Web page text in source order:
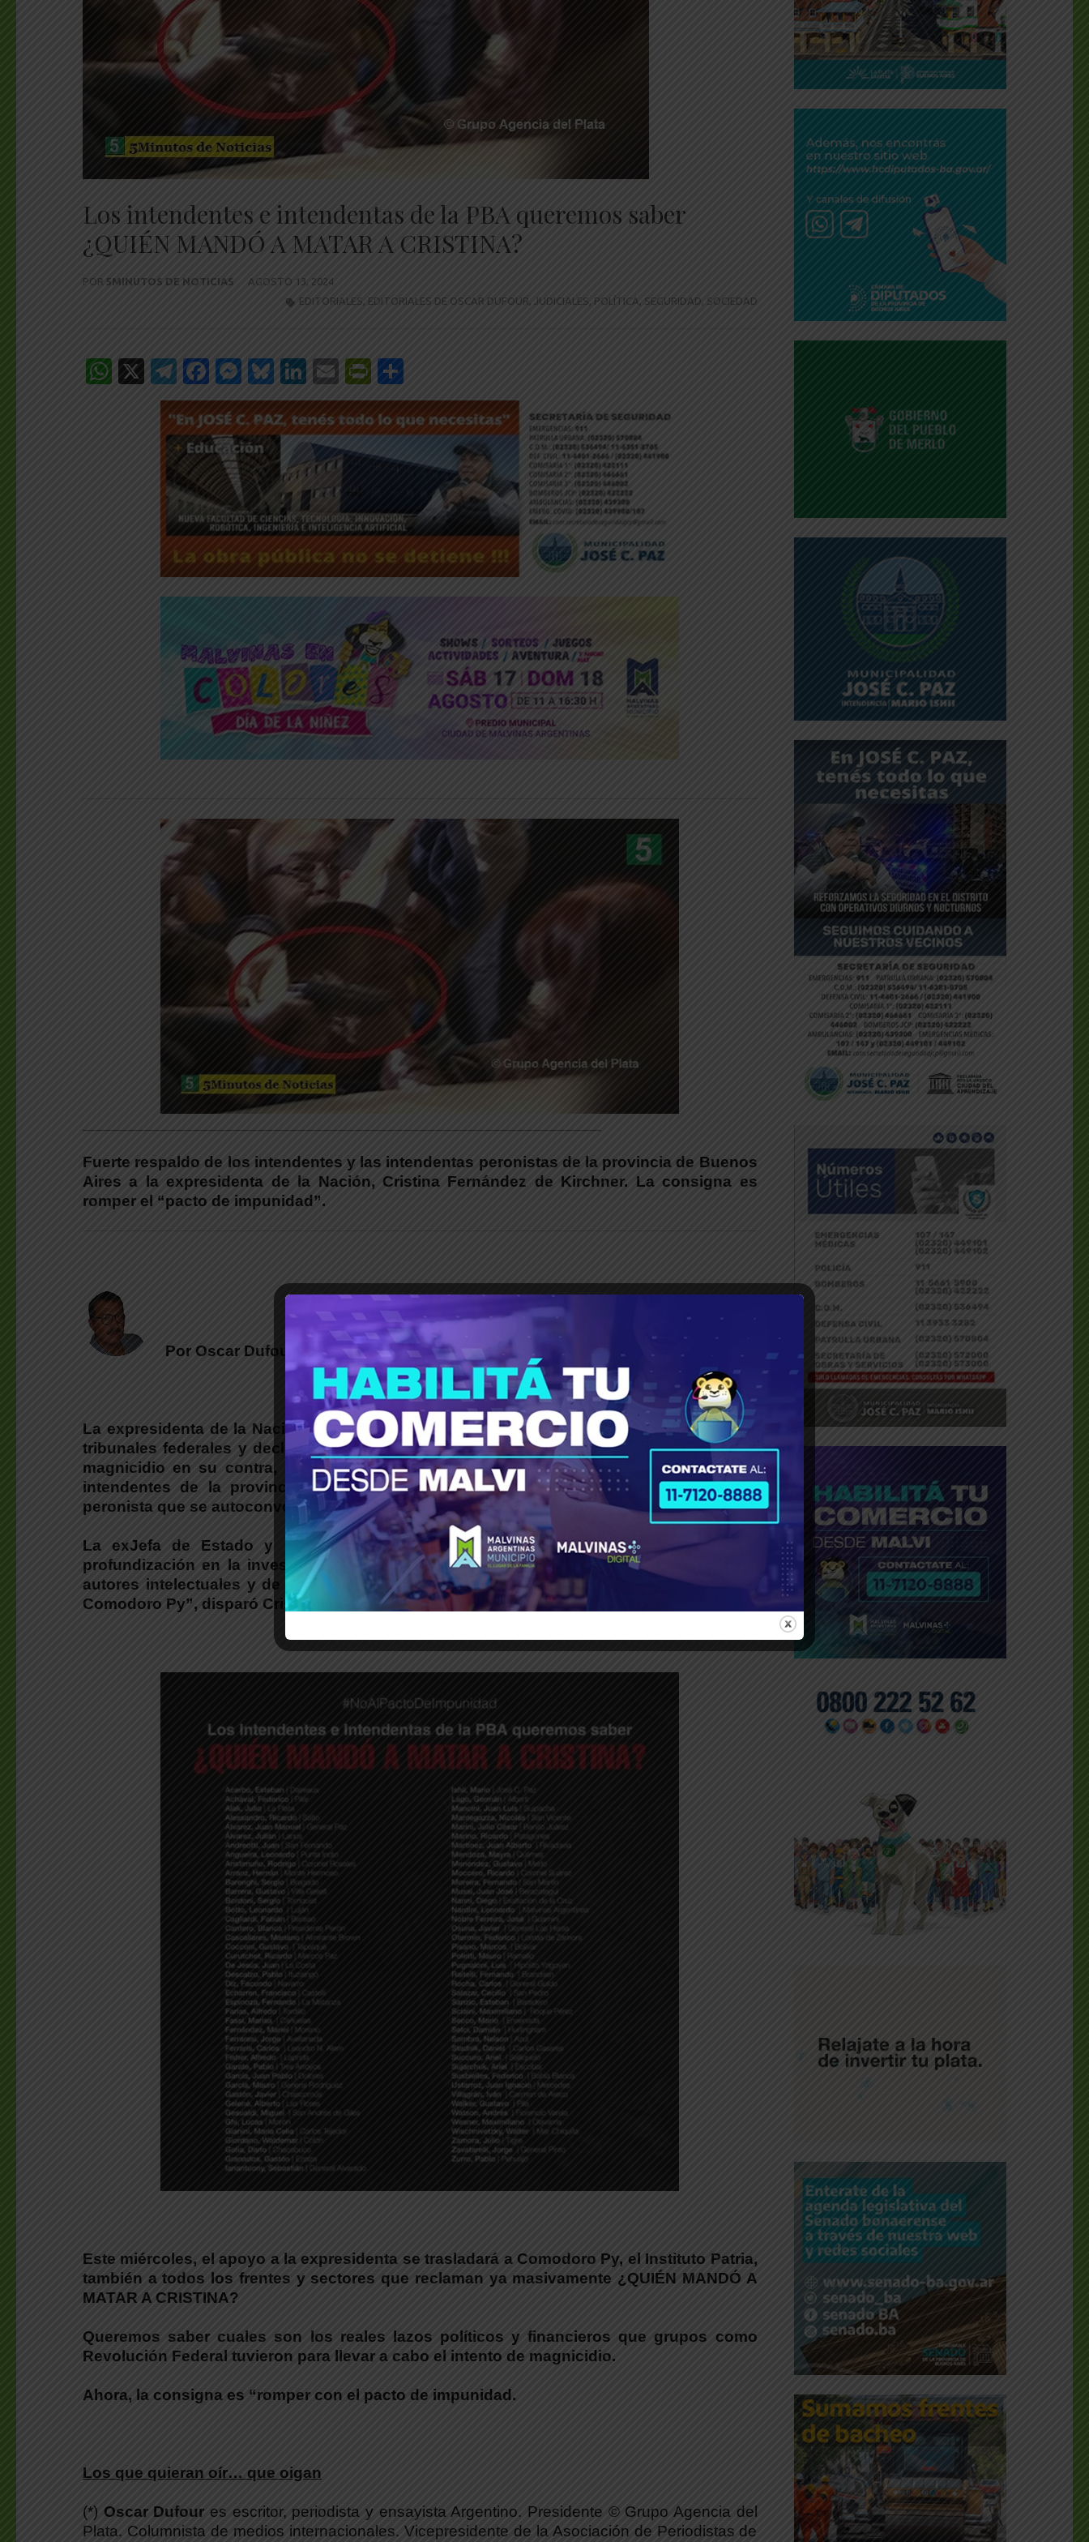
Los intendentes e intendentas de la PBA queremos saber
¿QUIÉN MANDÓ A MATAR A CRISTINA?
POR 5MINUTOS DE NOTICIAS
AGOSTO 13, 2024
EDITORIALES, EDITORIALES DE OSCAR DUFOUR , JUDICIALES, POLÍTICA , SEGURIDAD SOCIEDAD
WhatsApp
X Telegram
Facebook
Messenger
Bluesky
LinkedIn
EmailPrintFriendly
Fuerte respaldo de los intendentes y las intendentas peronistas de la provincia de Buenos
Aires a la expresidenta de la Nación, Cristina Fernández de Kirchner. La consigna es
romper el “pacto de impunidad”.
Por Oscar Dufour | (*)
La expresidenta de la Nación Argentina, Cristina Fernández de Kirchner, concurrirá a los
tribunales federales y declarará en la causa contra los autores materiales del intento de
magnicidio en su contra, ocurrido el 1º de septiembre del 2022. No va sola,las y los
intendentes de la provincia de Buenos Aires están con ella, al igual que el pueblo
peronista que se autoconvocó en su apoyo.
La exJefa de Estado y líder del peronismo volvió esta tarde a reclamar por una
profundización en la investigación de toda la trama del atentado en su contra.
autores intelectuales y de los financiadores?… Bien, gracias… Duermen protegidos por
Comodoro Py”, disparó Cristina
Este miércoles, el apoyo a la expresidenta se trasladará a Comodoro Py, el Instituto Patria,
también a todos los frentes y sectores que reclaman ya masivamente ¿QUIÉN MANDÓ A
MATAR A CRISTINA?
Queremos saber cuales son los reales lazos políticos y financieros que grupos como
Revolución Federal tuvieron para llevar a cabo el intento de magnicidio.
Ahora, la consigna es “romper con el pacto de impunidad .
Los que quieran oír… que oigan
(*) Oscar Dufour es escritor, periodista y ensayista Argentino. Presidente © Grupo Agencia del
Plata. Columnista de medios internacionales. Vicepresidente de la Asociación de Periodistas de